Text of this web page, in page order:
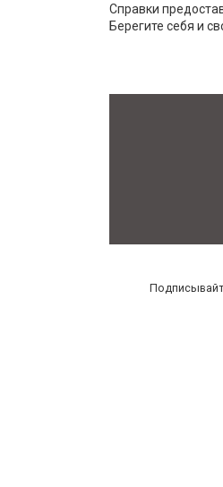
Справки
Берегите себя и